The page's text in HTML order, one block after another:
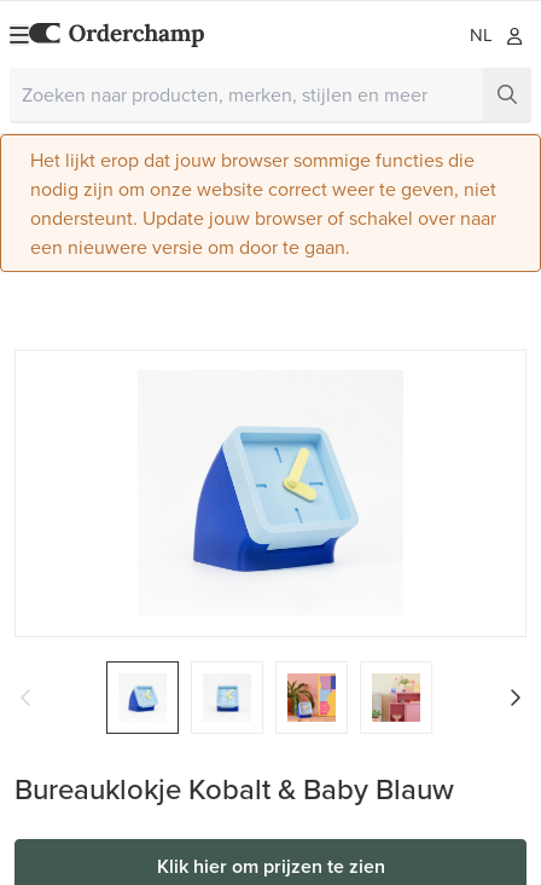
NL
Het lijkt erop dat jouw browser sommige functies die
nodig zijn om onze website correct weer te geven, niet
ondersteunt. Update jouw browser of schakel over naar
een nieuwere versie om door te gaan.
Bureauklokje Kobalt & Baby Blauw
Klik hier om prijzen te zien